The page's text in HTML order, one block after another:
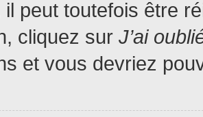
il peut toutefois être
cliquez sur J’ai
et vous devriez